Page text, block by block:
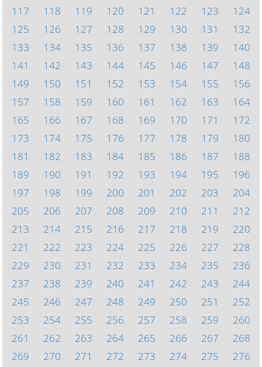
117
118 119 120 121 122 123
124
125
126 127 128 129 130 131
132
133
134 135 136 137 138 139
140
141
142 143 144 145 146 147
148
149
150 151 152 153 154 155
156
157
158 159 160 161 162 163
164
165
166 167 168 169 170 171
172
173
174 175 176 177 178 179
180
181
182 183 184 185 186 187
188
189
190 191 192 193 194 195
196
197
198 199 200 201 202 203
204
205
206 207 208 209 210 211
212
213
214 215 216 217 218 219
220
221
222 223 224 225 226 227
228
229
230 231 232 233 234 235
236
237
238 239 240 241 242 243
244
245
246 247 248 249 250 251
252
253
254 255 256 257 258 259
260
261
262 263 264 265 266 267
268
269
270 271 272 273 274 275
276